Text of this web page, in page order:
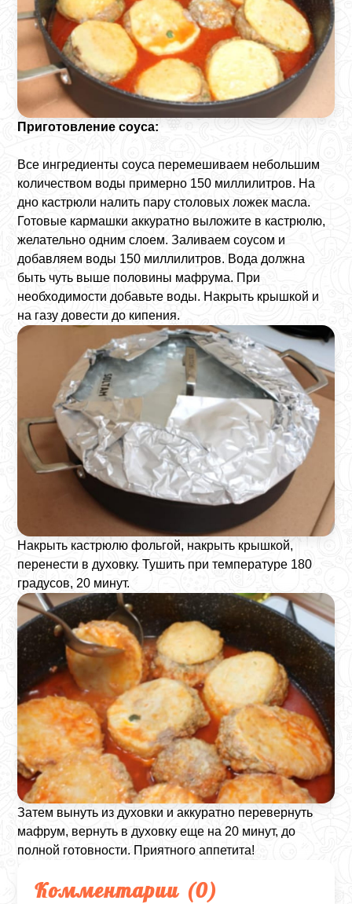
Приготовление соуса:
Все ингредиенты соуса перемешиваем небольшим
количеством воды примерно 150 миллилитров. На
дно кастрюли налить пару столовых ложек масла.
Готовые кармашки аккуратно выложите в кастрюлю,
желательно одним слоем. Заливаем соусом и
добавляем воды 150 миллилитров. Вода должна
быть чуть выше половины мафрума. При
необходимости добавьте воды. Накрыть крышкой и
на газу довести до кипения.
Накрыть кастрюлю фольгой, накрыть крышкой,
перенести в духовку. Тушить при температуре 180
градусов, 20 минут.
Затем вынуть из духовки и аккуратно перевернуть
мафрум, вернуть в духовку еще на 20 минут, до
полной готовности. Приятного аппетита!
Комментарии (0)